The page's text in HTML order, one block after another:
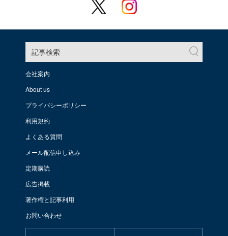
記事検索
会社案内
About us
プライバシーポリシー
利用規約
よくある質問
メール配信申し込み
定期購読
広告掲載
著作権と記事利用
お問い合わせ